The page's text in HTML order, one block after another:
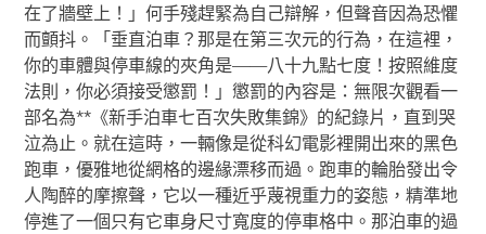
在了牆壁上！」何手殘趕緊為自己辯解，但聲音因為恐懼
而顫抖。「垂直泊車？那是在第三次元的行為，在這裡，
你的車體與停車線的夾角是——八十九點七度！按照維度
法則，你必須接受懲罰！」懲罰的內容是：無限次觀看一
部名為**《新手泊車七百次失敗集錦》的紀錄片，直到哭
泣為止。就在這時，一輛像是從科幻電影裡開出來的黑色
跑車，優雅地從網格的邊緣漂移而過。跑車的輪胎發出令
人陶醉的摩擦聲，它以一種近乎蔑視重力的姿態，精準地
停進了一個只有它車身尺寸寬度的停車格中。那泊車的過